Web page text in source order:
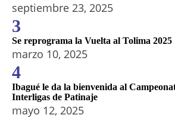
septiembre 23, 2025
3
Se reprograma la Vuelta al Tolima 2025
marzo 10, 2025
4
Ibagué le da la bienvenida al
Interligas de Patinaje
mayo 12, 2025